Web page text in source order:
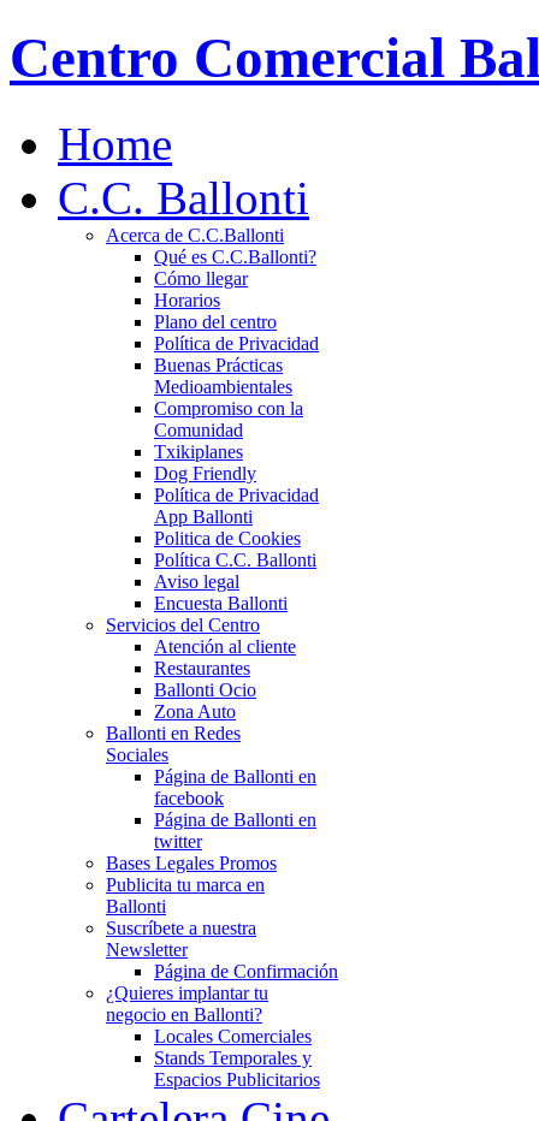
Centro Comercial
Home
C.C. Ballonti
Acerca de C.C.Ballonti
Qué es C.C.Ballonti?
Cómo llegar
Horarios
Plano del centro
Política de Privacidad
Buenas Prácticas
Medioambientales
Compromiso con la
Comunidad
Txikiplanes
Dog Friendly
Política de Privacidad
App Ballonti
Politica de Cookies
Política C.C. Ballonti
Aviso legal
Encuesta Ballonti
Servicios del Centro
Atención al cliente
Restaurantes
Ballonti Ocio
Zona Auto
Ballonti en Redes
Sociales
Página de Ballonti en
facebook
Página de Ballonti en
twitter
Bases Legales Promos
Publicita tu marca en
Ballonti
Suscríbete a nuestra
Newsletter
Página de Confirmación
¿Quieres implantar tu
negocio en Ballonti?
Locales Comerciales
Stands Temporales y
Espacios Publicitarios